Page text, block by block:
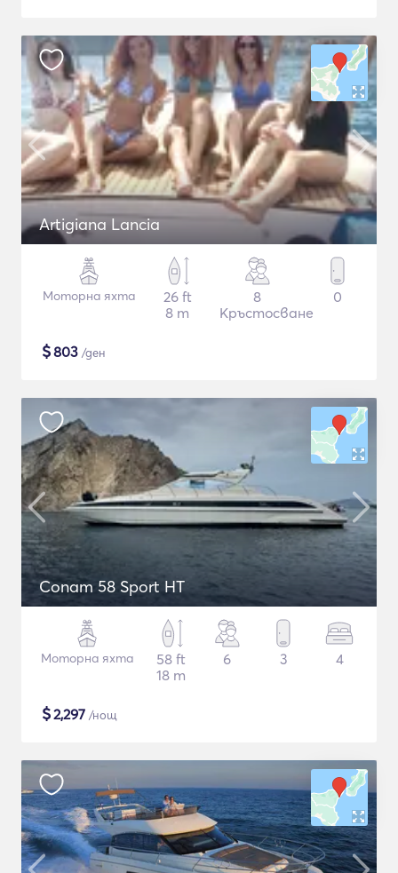
Artigiana Lancia
Моторна яхта
26 ft
8 m
8
Кръстосване
0
$803 /ден
Conam 58 Sport HT
Моторна яхта
58 ft
18 m
6 3 4
$2,297 /нощ